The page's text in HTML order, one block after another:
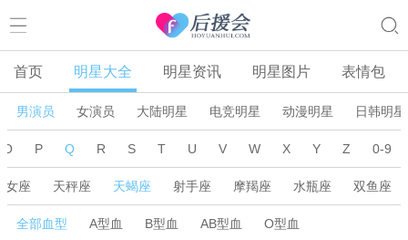
首页 明星大全 明星资讯 明星图片 表情包
男演员 女演员 大陆明星 电竞明星 动漫明星 日韩明星
O P Q R S T U V W X Y Z 0-9
女座 天秤座 天蝎座 射手座 摩羯座 水瓶座 双鱼座
全部血型 A型血 B型血 AB型血 O型血